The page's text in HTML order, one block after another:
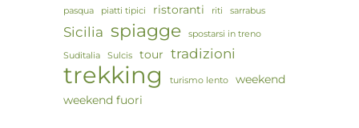
pasqua piatti tipici ristoranti riti sarrabus
Sicilia spiagge spostarsi in treno
Suditalia Sulcis tour tradizioni
trekking turismo lento
weekend
weekend fuori